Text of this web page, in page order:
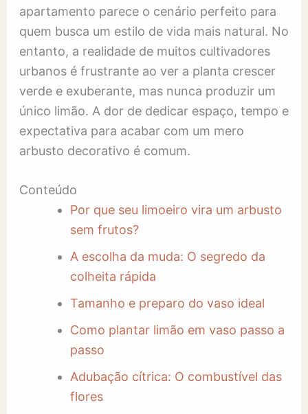
apartamento parece o cenário perfeito para
quem busca um estilo de vida mais natural. No
entanto, a realidade de muitos cultivadores
urbanos é frustrante ao ver a planta crescer
verde e exuberante, mas nunca produzir um
único limão. A dor de dedicar espaço, tempo e
expectativa para acabar com um mero
arbusto decorativo é comum.
Conteúdo
Por que seu limoeiro vira um arbusto
sem frutos?
A escolha da muda: O segredo da
colheita rápida
Tamanho e preparo do vaso ideal
Como plantar limão em vaso passo a
passo
Adubação cítrica: O combustível das
flores